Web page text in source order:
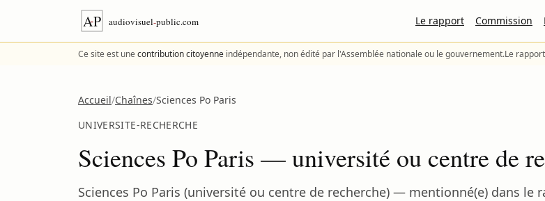
Aller au contenu
Le rapport Commission
Ce site est unecontribution citoyenne indépendante, non édité par l'Assemblée nationale ou le gouvernement.Le
Accueil/Chaînes/Sciences Po Paris
UNIVERSITE-RECHERCHE
Sciences Po Paris — université ou centre de
Sciences Po Paris (université ou centre de recherche) — mentionné(e) dans